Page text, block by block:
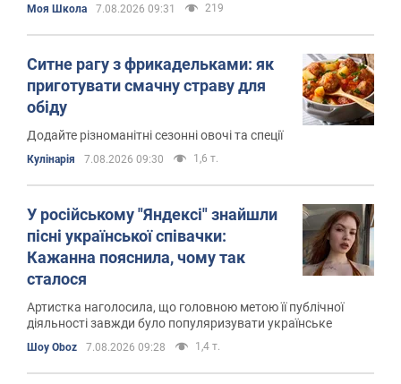
Моя Школа 7.08.2026 09:31 219
Ситне рагу з фрикадельками: як
приготувати смачну страву для
обіду
Додайте різноманітні сезонні овочі та спеції
Кулінарія 7.08.2026 09:30 1,6 т.
У російському "Яндексі" знайшли
пісні української співачки:
Кажанна пояснила, чому так
сталося
Артистка наголосила, що головною метою її публічної
діяльності завжди було популяризувати українське
Шоу Oboz 7.08.2026 09:28 1,4 т.